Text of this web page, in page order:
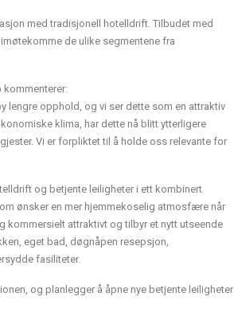
med tradisjonell hotelldrift. Tilbudet med
de ulike segmentene fra
kommenterer:
lengre opphold, og vi ser dette som en attraktiv
klima, har dette nå blitt ytterligere
Vi er forpliktet til å holde oss relevante for
og betjente leiligheter i ett kombinert
ønsker en mer hjemmekoselig atmosfære når
kommersielt attraktivt og tilbyr et nytt utseende
eget bad, døgnåpen resepsjon,
fasiliteter.
og planlegger å åpne nye betjente leiligheter